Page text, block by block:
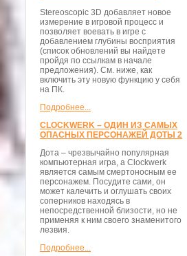
Stereoscopic 3D добавляет новое
измерение в игровой процесс и
позволяет воевать в игре с
добавлением глубины восприятия
(список обновлений вы найдете
пройдя по ссылкам в начале
предложения). См. ниже, как
включить эту новую функцию у себя
на ПК.
Подробнее...
CLOCKWERK – ОДИН ИЗ САМЫХ
ОПАСНЫХ ПЕРСОНАЖЕЙ ДОТЫ 2
Дота – чрезвычайно популярная
компьютерная игра, а Clockwerk
является самым смертоносным ее
персонажем. Посудите сами, он
может калечить и оглушать своих
соперников находясь в
непосредственной близости, но не
применяя к ним своего знаменитого
лезвия.
Подробнее...